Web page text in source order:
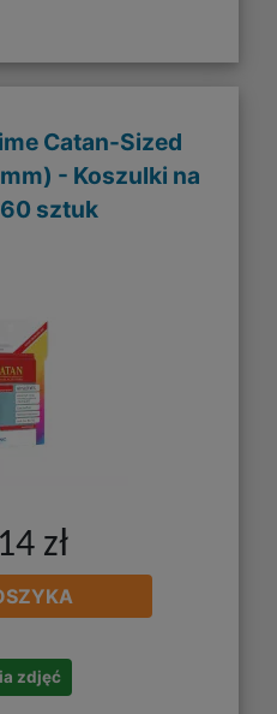
Catan-Sized
- Koszulki na
sztuk
zł
zdjęć